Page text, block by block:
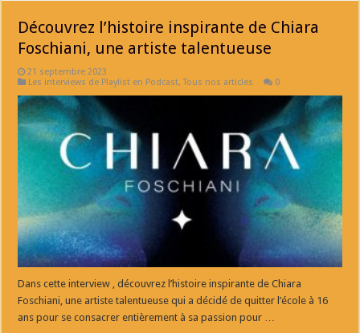
Découvrez l’histoire inspirante de Chiara
Foschiani, une artiste talentueuse
21 septembre 2023
Les interviews de Playlist en Podcast,Tous nos articles 0
Dans cette interview , découvrez l’histoire inspirante de Chiara
Foschiani, une artiste talentueuse qui a décidé de quitter l’école à 16
ans pour se consacrer entièrement à sa passion pour …